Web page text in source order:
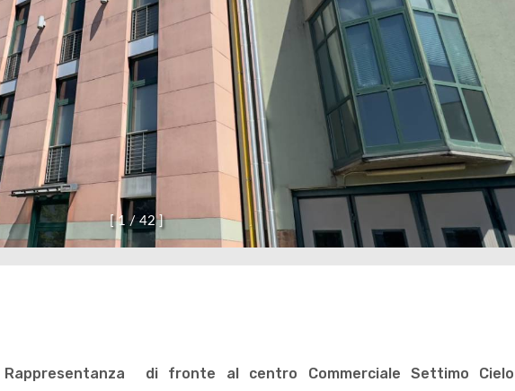
[ 1 / 42 ]
Rappresentanza  di fronte al centro Commerciale Settimo